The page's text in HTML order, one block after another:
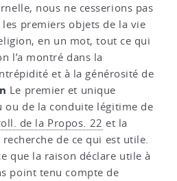
nous ne cesserions pas
premiers objets de la vie
en un mot, tout ce qui
l’a montré dans la
et à la générosité de
Le premier et unique
ou de la conduite légitime de
de la Propos. 22 et la
recherche de ce qui est utile.
que la raison déclare utile à
point tenu compte de